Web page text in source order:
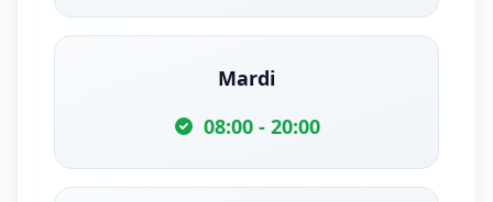
Mardi
08:00 - 20:00